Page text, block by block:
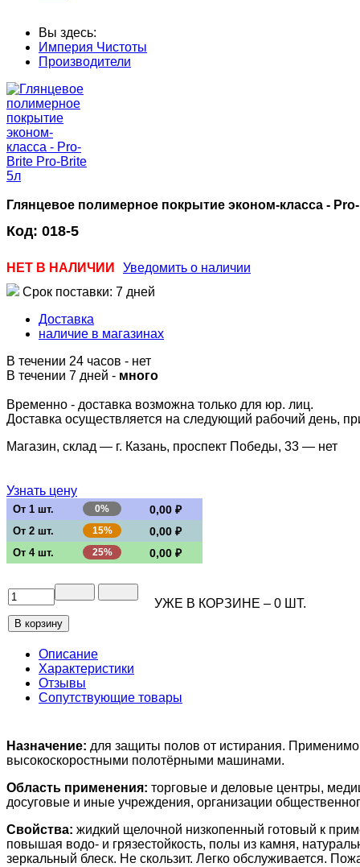
Вы здесь:
Империя Чистоты
Производители
Глянцевое полимерное покрытие эконом-класса -
Код: 018-5
НЕТ В НАЛИЧИИ
Уведомить о наличии
Срок поставки: 7 дней
Доставка
наличие в магазинах
В течении 24 часов - нет
В течении 7 дней - много
Временно - доставка возможна только для юр. лиц.
Доставка осуществляется на следующий рабочий день,
Магазин, склад — г. Казань, проспект Победы, 33 — нет
Узнать цену
От 1 шт. 0% 0,00 ₽
От 2 шт. 15% 0,00 ₽
От 4 шт. 25% 0,00 ₽
УЖЕ В КОРЗИНЕ – 0 ШТ.
Описание
Характеристики
Отзывы
Сопутствующие товары
Назначение: для защиты полов от истирания. Применимо
высокоскоростными полотёрными машинами.
Область применения: торговые и деловые центры,
досуговые и иные учреждения, организации
Свойства: жидкий щелочной низкопенный готовый к
повышая водо- и грязестойкость, полы из камня,
зеркальный блеск. Не скользит. Легко обслуживается.